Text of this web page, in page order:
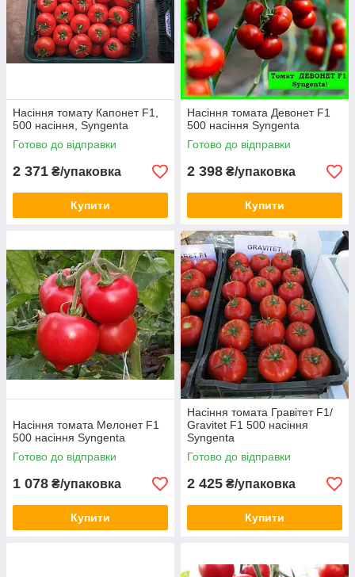
Насіння томату Капонет F1,
500 насіння, Syngenta
Готово до відправки
2 371 ₴/упаковка
Купити
Насіння томата Девонет F1
500 насіння Syngenta
Готово до відправки
2 398 ₴/упаковка
Купити
Насіння томата Мелонет F1
500 насіння Syngenta
Готово до відправки
1 078 ₴/упаковка
Купити
Насіння томата Гравітет F1/
Gravitet F1 500 насіння
Syngenta
Готово до відправки
2 425 ₴/упаковка
Купити